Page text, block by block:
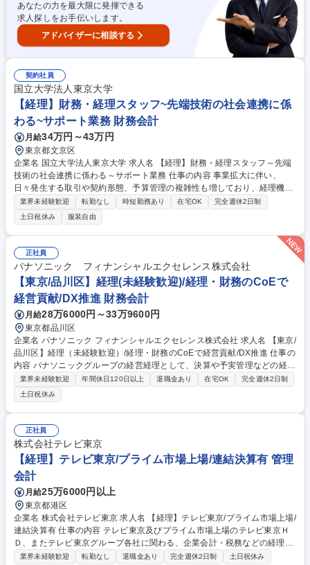
あなたの力を最大限に発揮できる
求人探しをお手伝いします。
アドバイザーに相談する
契約社員
国立大学法人東京大学
【経理】財務・経理スタッフ~先端技術の社会連携に係
わる~サポート業務 財務会計
月給34万円～43万円
東京都文京区
企業名 国立大学法人東京大学 求人名 【経理】財務・経理スタッフ～先端
技術の社会連携に係わる～サポート業務 仕事の内容 事業拡大に伴い、
日々発生する取引や契約形態、予算管理の複雑性も増しており、経理機能
の強化が急務となっています。国の研究プロジェクト等、一般的な事業会
社とは異なる会計処理や予算管理が求められるます。 ・日次・月次・年次
の経理業務・仕訳入力、伝票処理、請求書管理 ・支払処理、入出金管理・
月次・年次決算業務・税務対応、納税関連業務 ・経費精算対応・会計ソフ
トの運用管理・顧問税理士、監査法人など外部専門家との連携・新規事業
や新たな取引発生時の会計処理整理 ・社内メンバーへのヒアリング、取引
内容の整理 ・各種プロジェクトの予算・会計管理サポート 募集職種 【経
理】財務・経理スタッフ～先端技術の社会連携に係わる～サポート業務
業界未経験歓迎 転勤なし 時短勤務あり 在宅OK
完全週休2日制
土日祝休み
服装自由
正社員
パナソニック フィナンシャルエクセレンス株式会社
【東京/品川区】経理(未経験歓迎)/経理・財務のCoEで
経営貢献/DX推進 財務会計
月給28万6000円～33万9600円
東京都品川区
企業名 パナソニック フィナンシャルエクセレンス株式会社 求人名 【東京/
品川区】経理（未経験歓迎）/経理・財務のCoEで経営貢献/DX推進 仕事の
内容 パナソニックグループの経営経理として、決算や予実管理などの経理
業務から、ＤＸ・ＡＩを活用した業務プロセス改善、経営管理の支援まで
幅広く担当。 ・経理・会計業務（決算、工場会計、予実・資金管理等）
・業務プロセス改善（ＤＸ・ＡＩ活用の業務効率化） ・事業戦略支援（目
標策定の基礎業務等） ・内部統制、経営分析、経営管理など 専門性を高
めながら、業務改善や周囲との連携においてリーダーシップを発揮し、将
来的にはチームを牽引する役割を担っていただきます。 募集職種 【東京/
品川区】経理（未経験歓迎）/経理・財務のCoEで経営貢献/DX推進
業界未経験歓迎 年間休日120日以上 退職金あり 在宅OK
完全週休2日制
土日祝休み
正社員
株式会社テレビ東京
【経理】テレビ東京/プライム市場上場/連結決算有 管理
会計
月給25万6000円以上
東京都港区
企業名 株式会社テレビ東京 求人名 【経理】テレビ東京/プライム市場上場/
連結決算有 仕事の内容 テレビ東京及びプライム市場上場のテレビ東京Ｈ
Ｄ、またテレビ東京グループ各社に関わる、企業会計・税務などの経理業
務全般を担当していただきます。 ≪具体的な仕事内容≫●入金・支払い等
業界未経験歓迎 転勤なし 退職金あり 完全週休2日制 土日祝休み